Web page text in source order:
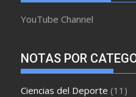
YouTube Channel
NOTAS POR
Ciencias del Deporte (11)